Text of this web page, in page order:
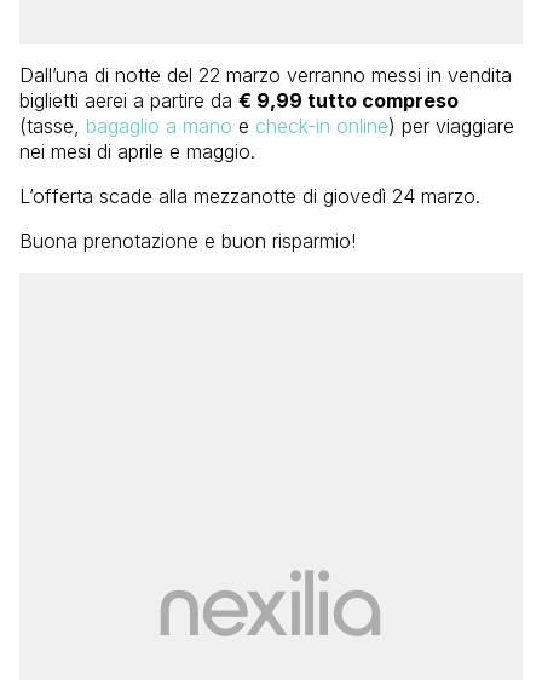
Dall’una di notte del 22 marzo verranno messi in vendita
biglietti aerei a partire da € 9,99 tutto compreso
(tasse, bagaglio a mano e check-in online) per viaggiare
nei mesi di aprile e maggio.
L’offerta scade alla mezzanotte di giovedì 24 marzo.
Buona prenotazione e buon risparmio!